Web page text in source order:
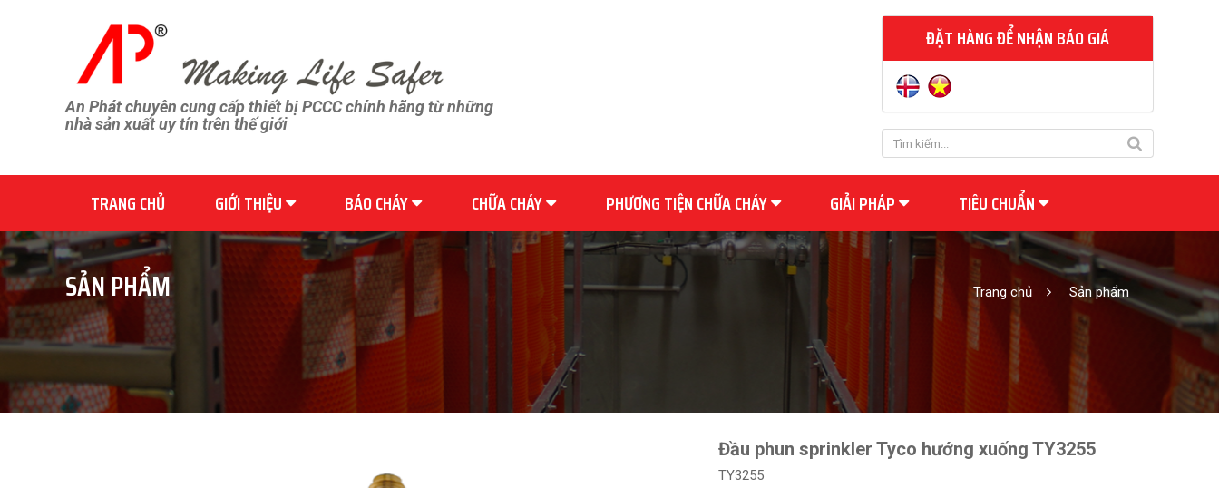
An Phát chuyên cung cấp thiết bị PCCC chính hãng từ những
nhà sản xuất uy tín trên thế giới
ĐẶT HÀNG ĐỂ NHẬN BÁO GIÁ
TRANG CHỦ GIỚI THIỆU BÁO CHÁY CHỮA CHÁY PHƯƠNG TIỆN CHỮA CHÁY GIẢI PHÁP TIÊU CHUẨN
SẢN PHẨM Trang chủ Sản phẩm
Đầu phun sprinkler Tyco hướng xuống TY3255
TY3255